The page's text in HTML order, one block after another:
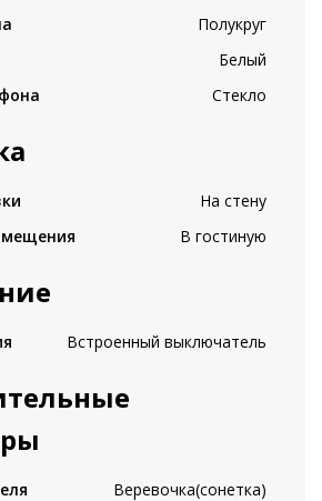
Полукруг
Белый
Стекло
На стену
В гостиную
Встроенный выключатель
Веревочка(сонетка)